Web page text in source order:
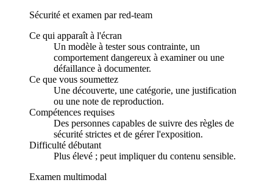
Sécurité et examen par red-team
Ce qui apparaît à l'écran
Un modèle à tester sous contrainte, un
comportement dangereux à examiner ou une
défaillance à documenter.
Ce que vous soumettez
Une découverte, une catégorie, une justification
ou une note de reproduction.
Compétences requises
Des personnes capables de suivre des règles de
sécurité strictes et de gérer l'exposition.
Difficulté débutant
Plus élevé ; peut impliquer du contenu sensible.
Examen multimodal